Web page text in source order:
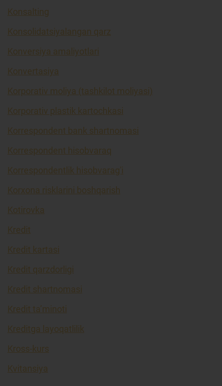
Konsalting
Konsolidatsiyalangan qarz
Konversiya amaliyotlari
Konvertasiya
Korporativ moliya (tashkilot moliyasi)
Korporativ plastik kartochkasi
Korrespondent bank shartnomasi
Korrespondent hisobvaraq
Korrespondentlik hisobvarag'i
Korxona risklarini boshqarish
Kotirovka
Kredit
Kredit kartasi
Kredit qarzdorligi
Kredit shartnomasi
Kredit ta’minoti
Kreditga layoqatlilik
Kross-kurs
Kvitansiya